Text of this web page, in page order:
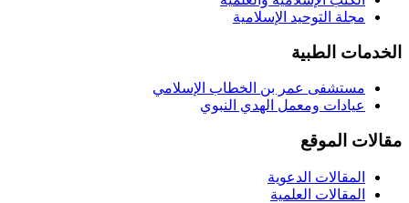
مجلة التوحيد الإسلامية
الخدمات الطبية
مستشفى عمر بن الخطاب الإسلامي
عيادات ومعمل الهدي النبوي
مقالات الموقع
المقالات الدعوية
المقالات العلمية